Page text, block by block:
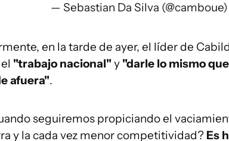
— Sebastian Da Silva (@camboue)
en la tarde de ayer, el líder de
"trabajo nacional"y "darle lo mismo
afuera".
seguiremos propiciando el
y la cada vez menor competitividad? Es